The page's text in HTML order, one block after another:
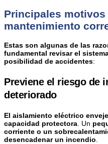
Principales
mantenimiento
Estas son algunas de las
fundamental revisar el
posibilidad de accidentes:
Previene el riesgo de
deteriorado
El aislamiento eléctrico
capacidad protectora . Un
corriente o un
desencadenar un incendio